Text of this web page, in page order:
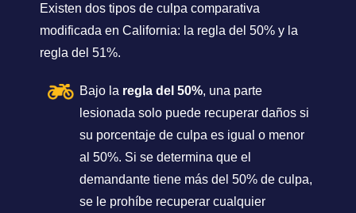
Existen dos tipos de culpa comparativa
modificada en California: la regla del 50% y la
regla del 51%.
Bajo la regla del 50%, una parte
lesionada solo puede recuperar daños si
su porcentaje de culpa es igual o menor
al 50%. Si se determina que el
demandante tiene más del 50% de culpa,
se le prohíbe recuperar cualquier